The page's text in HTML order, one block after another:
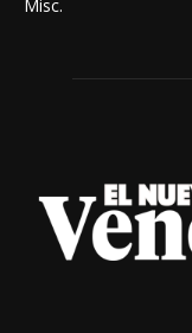
Misc.